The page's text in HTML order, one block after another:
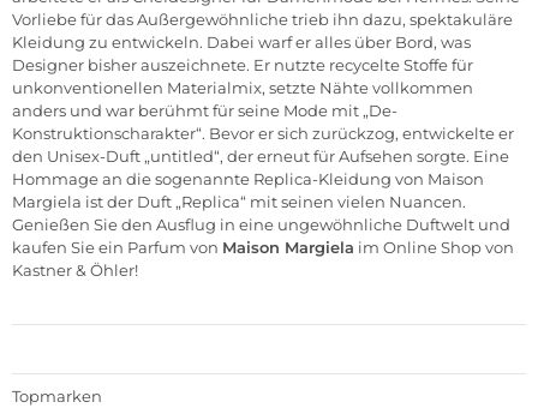
Vorliebe für das Außergewöhnliche trieb ihn dazu, spektakuläre
Kleidung zu entwickeln. Dabei warf er alles über Bord, was
Designer bisher auszeichnete. Er nutzte recycelte Stoffe für
unkonventionellen Materialmix, setzte Nähte vollkommen
anders und war berühmt für seine Mode mit „De-
Konstruktionscharakter“. Bevor er sich zurückzog, entwickelte er
den Unisex-Duft „untitled“, der erneut für Aufsehen sorgte. Eine
Hommage an die sogenannte Replica-Kleidung von Maison
Margiela ist der Duft „Replica“ mit seinen vielen Nuancen.
Genießen Sie den Ausflug in eine ungewöhnliche Duftwelt und
kaufen Sie ein Parfum von Maison Margiela im Online Shop von
Kastner & Öhler!
Topmarken